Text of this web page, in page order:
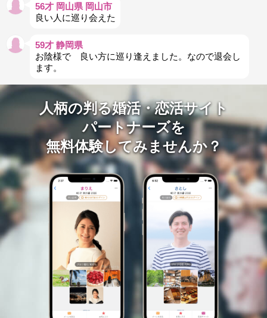
56才 岡山県 岡山市
良い人に巡り会えた
59才 静岡県
お陰様で 良い方に巡り逢えました。なので退会し
ます。
人柄の判る婚活・恋活サイト
パートナーズを
無料体験してみませんか？